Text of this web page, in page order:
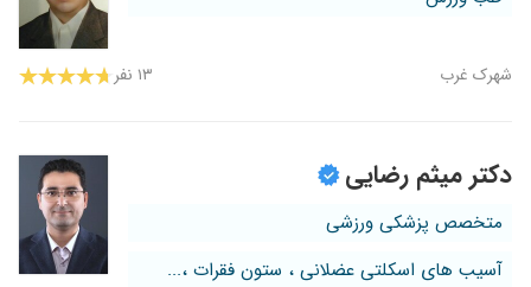
شهرک غرب ۱۳ نفر
دکتر میثم رضایی
متخصص پزشکی ورزشی
آسیب های اسکلتی عضلانی ، ستون فقرات ،...